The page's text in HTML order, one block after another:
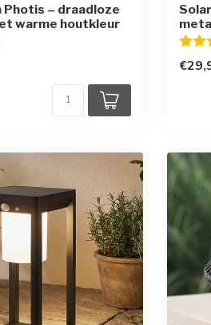
Photis – draadloze
warme houtkleur